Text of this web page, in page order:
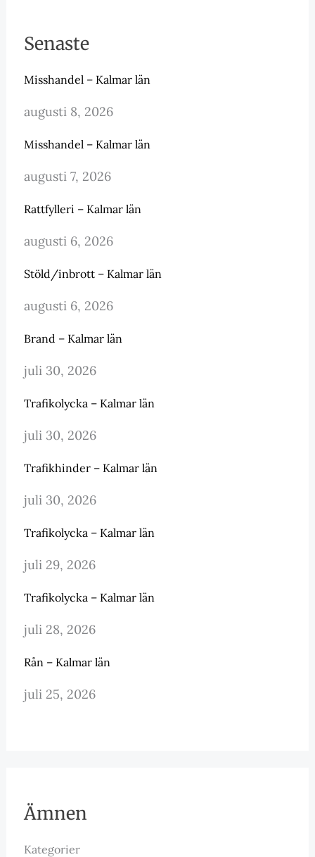
Senaste
Misshandel – Kalmar län
augusti 8, 2026
Misshandel – Kalmar län
augusti 7, 2026
Rattfylleri – Kalmar län
augusti 6, 2026
Stöld/inbrott – Kalmar län
augusti 6, 2026
Brand – Kalmar län
juli 30, 2026
Trafikolycka – Kalmar län
juli 30, 2026
Trafikhinder – Kalmar län
juli 30, 2026
Trafikolycka – Kalmar län
juli 29, 2026
Trafikolycka – Kalmar län
juli 28, 2026
Rån – Kalmar län
juli 25, 2026
Ämnen
Kategorier